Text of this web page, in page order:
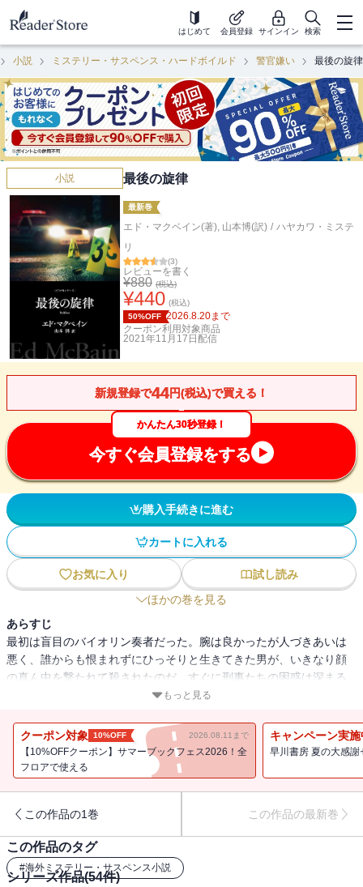
はじめて 会員登録 サインイン 検索
小説 ミステリー・サスペンス・ハードボイルド 警官嫌い 最後の旋律
小説 最後の旋律
最新巻
エド・マクベイン(著), 山本博(訳) / ハヤカワ・ミステ
リ
(3)
レビューを書く
¥880 (税込)
¥440 (税込)
50%OFF 2026.8.20まで
クーポン利用対象商品
2021年11月17日 配信
新規登録で44円(税込)で買える！
かんたん30秒登録！
今すぐ会員登録をする
購入手続きに進む
カートに入れる
お気に入り
試し読み
ほかの巻を見る
あらすじ
最初は盲目のバイオリン奏者だった。腕は良かったが人づきあいは
悪く、誰からも恨まれずにひっそりと生きてきた男が、いきなり顔
の真ん中を撃たれて殺されたのだ。すぐに刑事たちの困惑は深まる
ことになる。今度は化粧品販売の女性が射殺されたのだ。キャレ
真相とは？ 半世紀におよぶ大河警察小説の最終作
もっと見る
クーポン対象 10%OFF 2026.08.11まで
【10%OFFクーポン】サマーブックフェス2026！全
フロアで使える
キャンペーン実施
早川書房 夏の大感謝
この作品の1巻 この作品の最新巻
この作品のタグ
#海外ミステリー・サスペンス小説
シリーズ作品(54件)